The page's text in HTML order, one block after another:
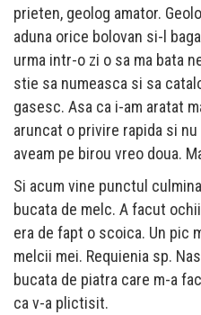
prieten, geolog amator.
aduna orice bolovan si-l
urma intr-o zi o sa ma bata
stie sa numeasca si sa
gasesc. Asa ca i-am aratat
aruncat o privire rapida si
aveam pe birou vreo doua.
Si acum vine punctul
bucata de melc. A facut
era de fapt o scoica. Un pic
melcii mei. Requienia sp.
bucata de piatra care m-a
ca v-a plictisit.